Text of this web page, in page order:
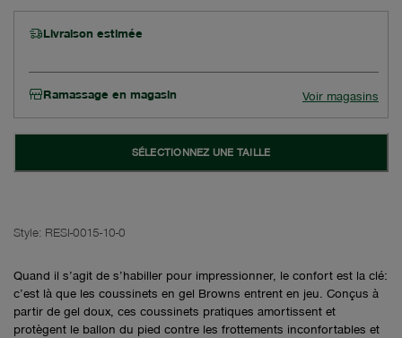
Livraison estimée
Ramassage en magasin Voir magasins
SÉLECTIONNEZ UNE TAILLE
Style: RESI-0015-10-0
Quand il s’agit de s’habiller pour impressionner, le confort est la clé:
c’est là que les coussinets en gel Browns entrent en jeu. Conçus à
partir de gel doux, ces coussinets pratiques amortissent et
protègent le ballon du pied contre les frottements inconfortables et